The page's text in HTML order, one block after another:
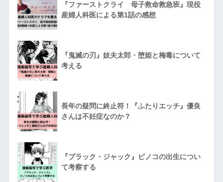
『ファーストクライ 母子救命救急班』現役
産婦人科医による第1話の感想
『鬼滅の刃』妓夫太郎・堕姫と梅毒について
考える
長年の疑問に終止符！『ふたりエッチ』優良
さんは不妊症なのか？
『ブラック・ジャック』ピノコの出生につい
て考察する